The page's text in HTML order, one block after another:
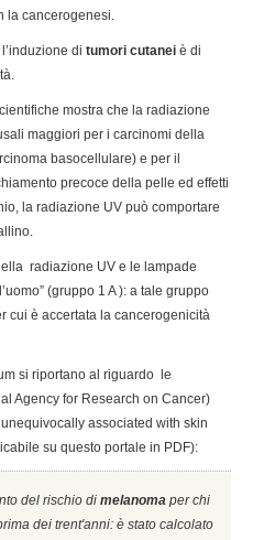
la cancerogenesi.
di tumori cutanei è di
mostra che la radiazione
maggiori per i carcinomi della
basocellulare) e per il
precoce della pelle ed effetti
la radiazione UV può comportare
radiazione UV e le lampade
(gruppo 1 A ): a tale gruppo
cui è accertata la cancerogenicità
si riportano al riguardo le
Agency for Research on Cancer)
associated with skin
su questo portale in PDF):
del rischio di melanoma per chi
dei trent'anni: è stato calcolato